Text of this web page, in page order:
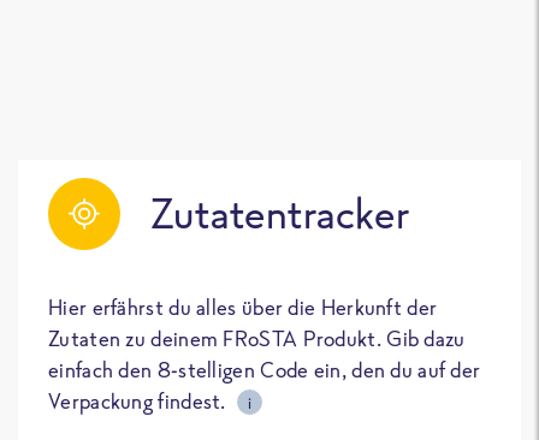
Zutatentracker
Hier erfährst du alles über die Herkunft der
Zutaten zu deinem FRoSTA Produkt. Gib dazu
einfach den 8-stelligen Code ein, den du auf der
Verpackung findest.
i